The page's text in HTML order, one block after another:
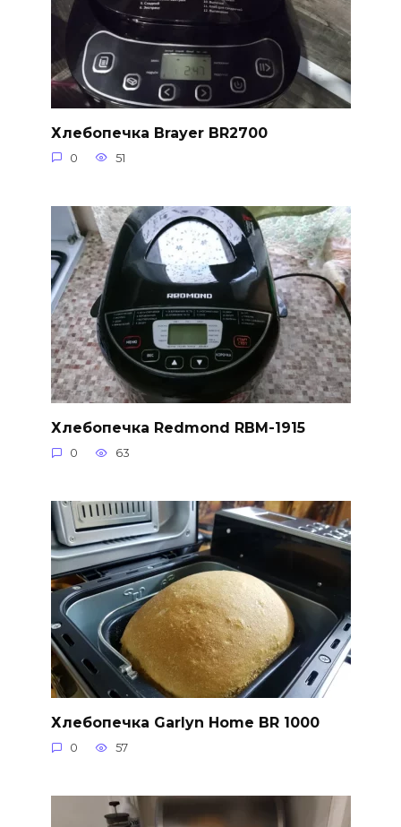
Хлебопечка Brayer BR2700
0 51
Хлебопечка Redmond RBM-1915
0 63
Хлебопечка Garlyn Home BR 1000
0 57